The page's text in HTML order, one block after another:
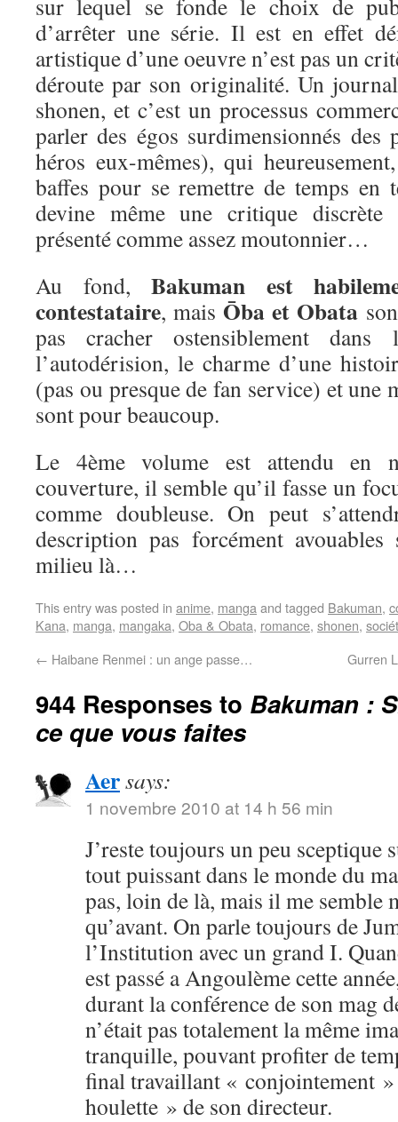
sur lequel se fonde le choix de
d’arrêter une série. Il est en effet
artistique d’une oeuvre n’est pas un
déroute par son originalité. Un
shonen, et c’est un processus
parler des égos surdimensionnés des
héros eux-mêmes), qui
baffes pour se remettre de temps en
devine même une critique
présenté comme assez moutonnier…
Au fond, Bakuman est
contestataire, mais Ōba et Obata
pas cracher ostensiblement dans
l’autodérision, le charme d’une
(pas ou presque de fan service) et une
sont pour beaucoup.
Le 4ème volume est attendu en
couverture, il semble qu’il fasse un
comme doubleuse. On peut
description pas forcément
milieu là…
This entry was posted in anime, manga and tagged Bakuman,
Kana, manga, mangaka, Oba & Obata, romance, shonen,
← Haibane Renmei : un ange passe… Gurren
944 Responses to Bakuman :
ce que vous faites
Aersays:
1 novembre 2010 at 14 h 56 min
J’reste toujours un peu sceptique
tout puissant dans le monde du
pas, loin de là, mais il me semble
qu’avant. On parle toujours de
l’Institution avec un grand I.
est passé a Angoulème cette
durant la conférence de son mag
n’était pas totalement la même
tranquille, pouvant profiter de
final travaillant « conjointement
houlette » de son directeur.